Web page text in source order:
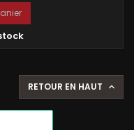
RETOUR EN HAUT 